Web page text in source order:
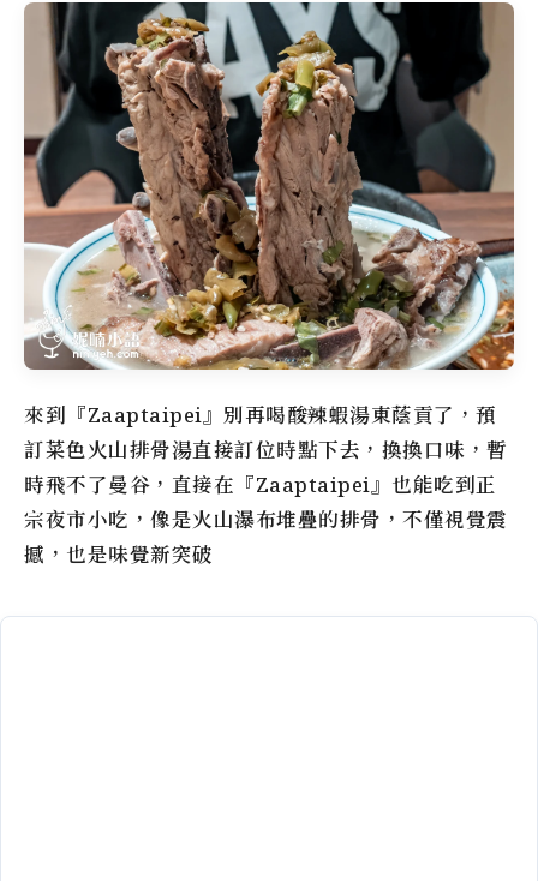
來到『Zaaptaipei』別再喝酸辣蝦湯東蔭貢了，預
訂菜色火山排骨湯直接訂位時點下去，換換口味，暫
時飛不了曼谷，直接在『Zaaptaipei』也能吃到正
宗夜市小吃，像是火山瀑布堆疊的排骨，不僅視覺震
撼，也是味覺新突破